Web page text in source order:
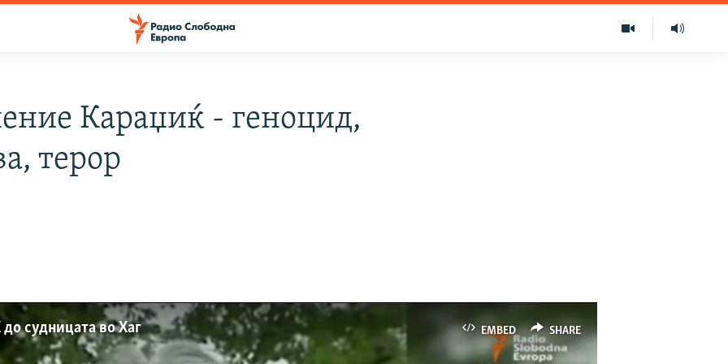
Караџиќ - геноцид,
терор
EMBED SHARE
судницата во Хаг